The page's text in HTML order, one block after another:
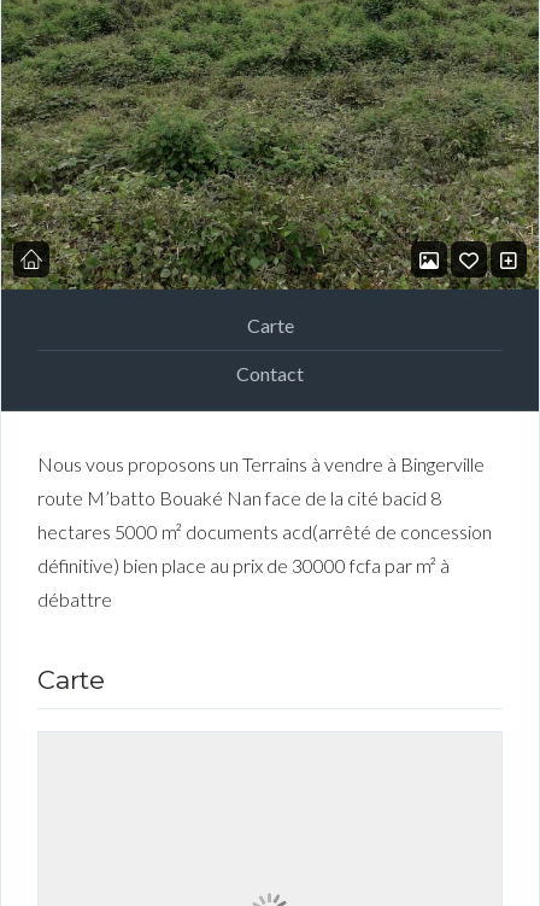
Carte
Contact
Nous vous proposons un Terrains à vendre à Bingerville
route M’batto Bouaké Nan face de la cité bacid 8
hectares 5000 m² documents acd(arrêté de concession
définitive) bien place au prix de 30000 fcfa par m² à
débattre
Carte